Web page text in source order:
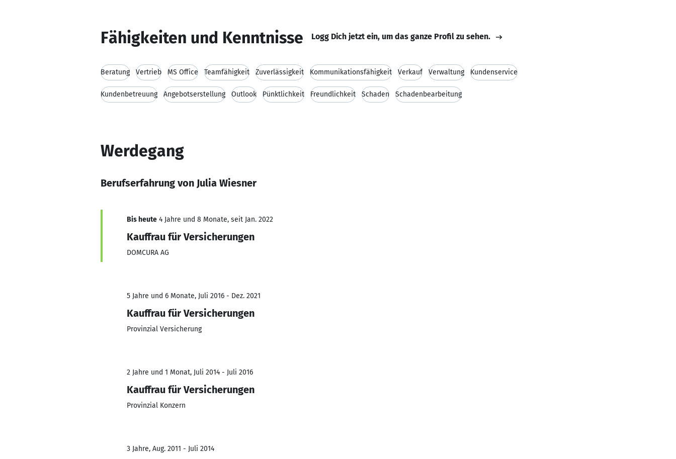
Fähigkeiten und Kenntnisse Logg Dich jetzt ein, um das ganze Profil zu sehen.
Beratung Vertrieb MS Office Teamfähigkeit Zuverlässigkeit Kommunikationsfähigkeit Verkauf Verwaltung Kundenservice
Kundenbetreuung Angebotserstellung Outlook Pünktlichkeit Freundlichkeit Schaden Schadenbearbeitung
Werdegang
Berufserfahrung von Julia Wiesner
Bis heute 4 Jahre und 8 Monate, seit Jan. 2022
Kauffrau für Versicherungen
DOMCURA AG
5 Jahre und 6 Monate, Juli 2016 - Dez. 2021
Kauffrau für Versicherungen
Provinzial Versicherung
2 Jahre und 1 Monat, Juli 2014 - Juli 2016
Kauffrau für Versicherungen
Provinzial Konzern
3 Jahre, Aug. 2011 - Juli 2014